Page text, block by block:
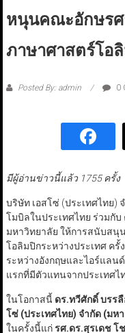
หนุนคณะอักษรศ
ภาษาศาสตร์โอ
Posted By: admin 0
มีผู้อ่านข่าวนี้แล้ว 1755 ครั้ง
บริษัท เอสโซ่ (ประเทศไทย)
โมบิลในประเทศไทย ร่วมกั
มหาวิทยาลัย ให้การสนับสนุ
โอลิมปิกระหว่างประเทศ ครั้
ระหว่างอังกฤษและไอร์แลน
แรกที่มีตัวแทนจากประเทศ
ในโอกาสนี้ ดร.ทวีศักดิ์ บรร
โซ่ (ประเทศไทย) จำกัด (มห
ในครั้งนี้แก่รศ.ดร.สุรเดช โ